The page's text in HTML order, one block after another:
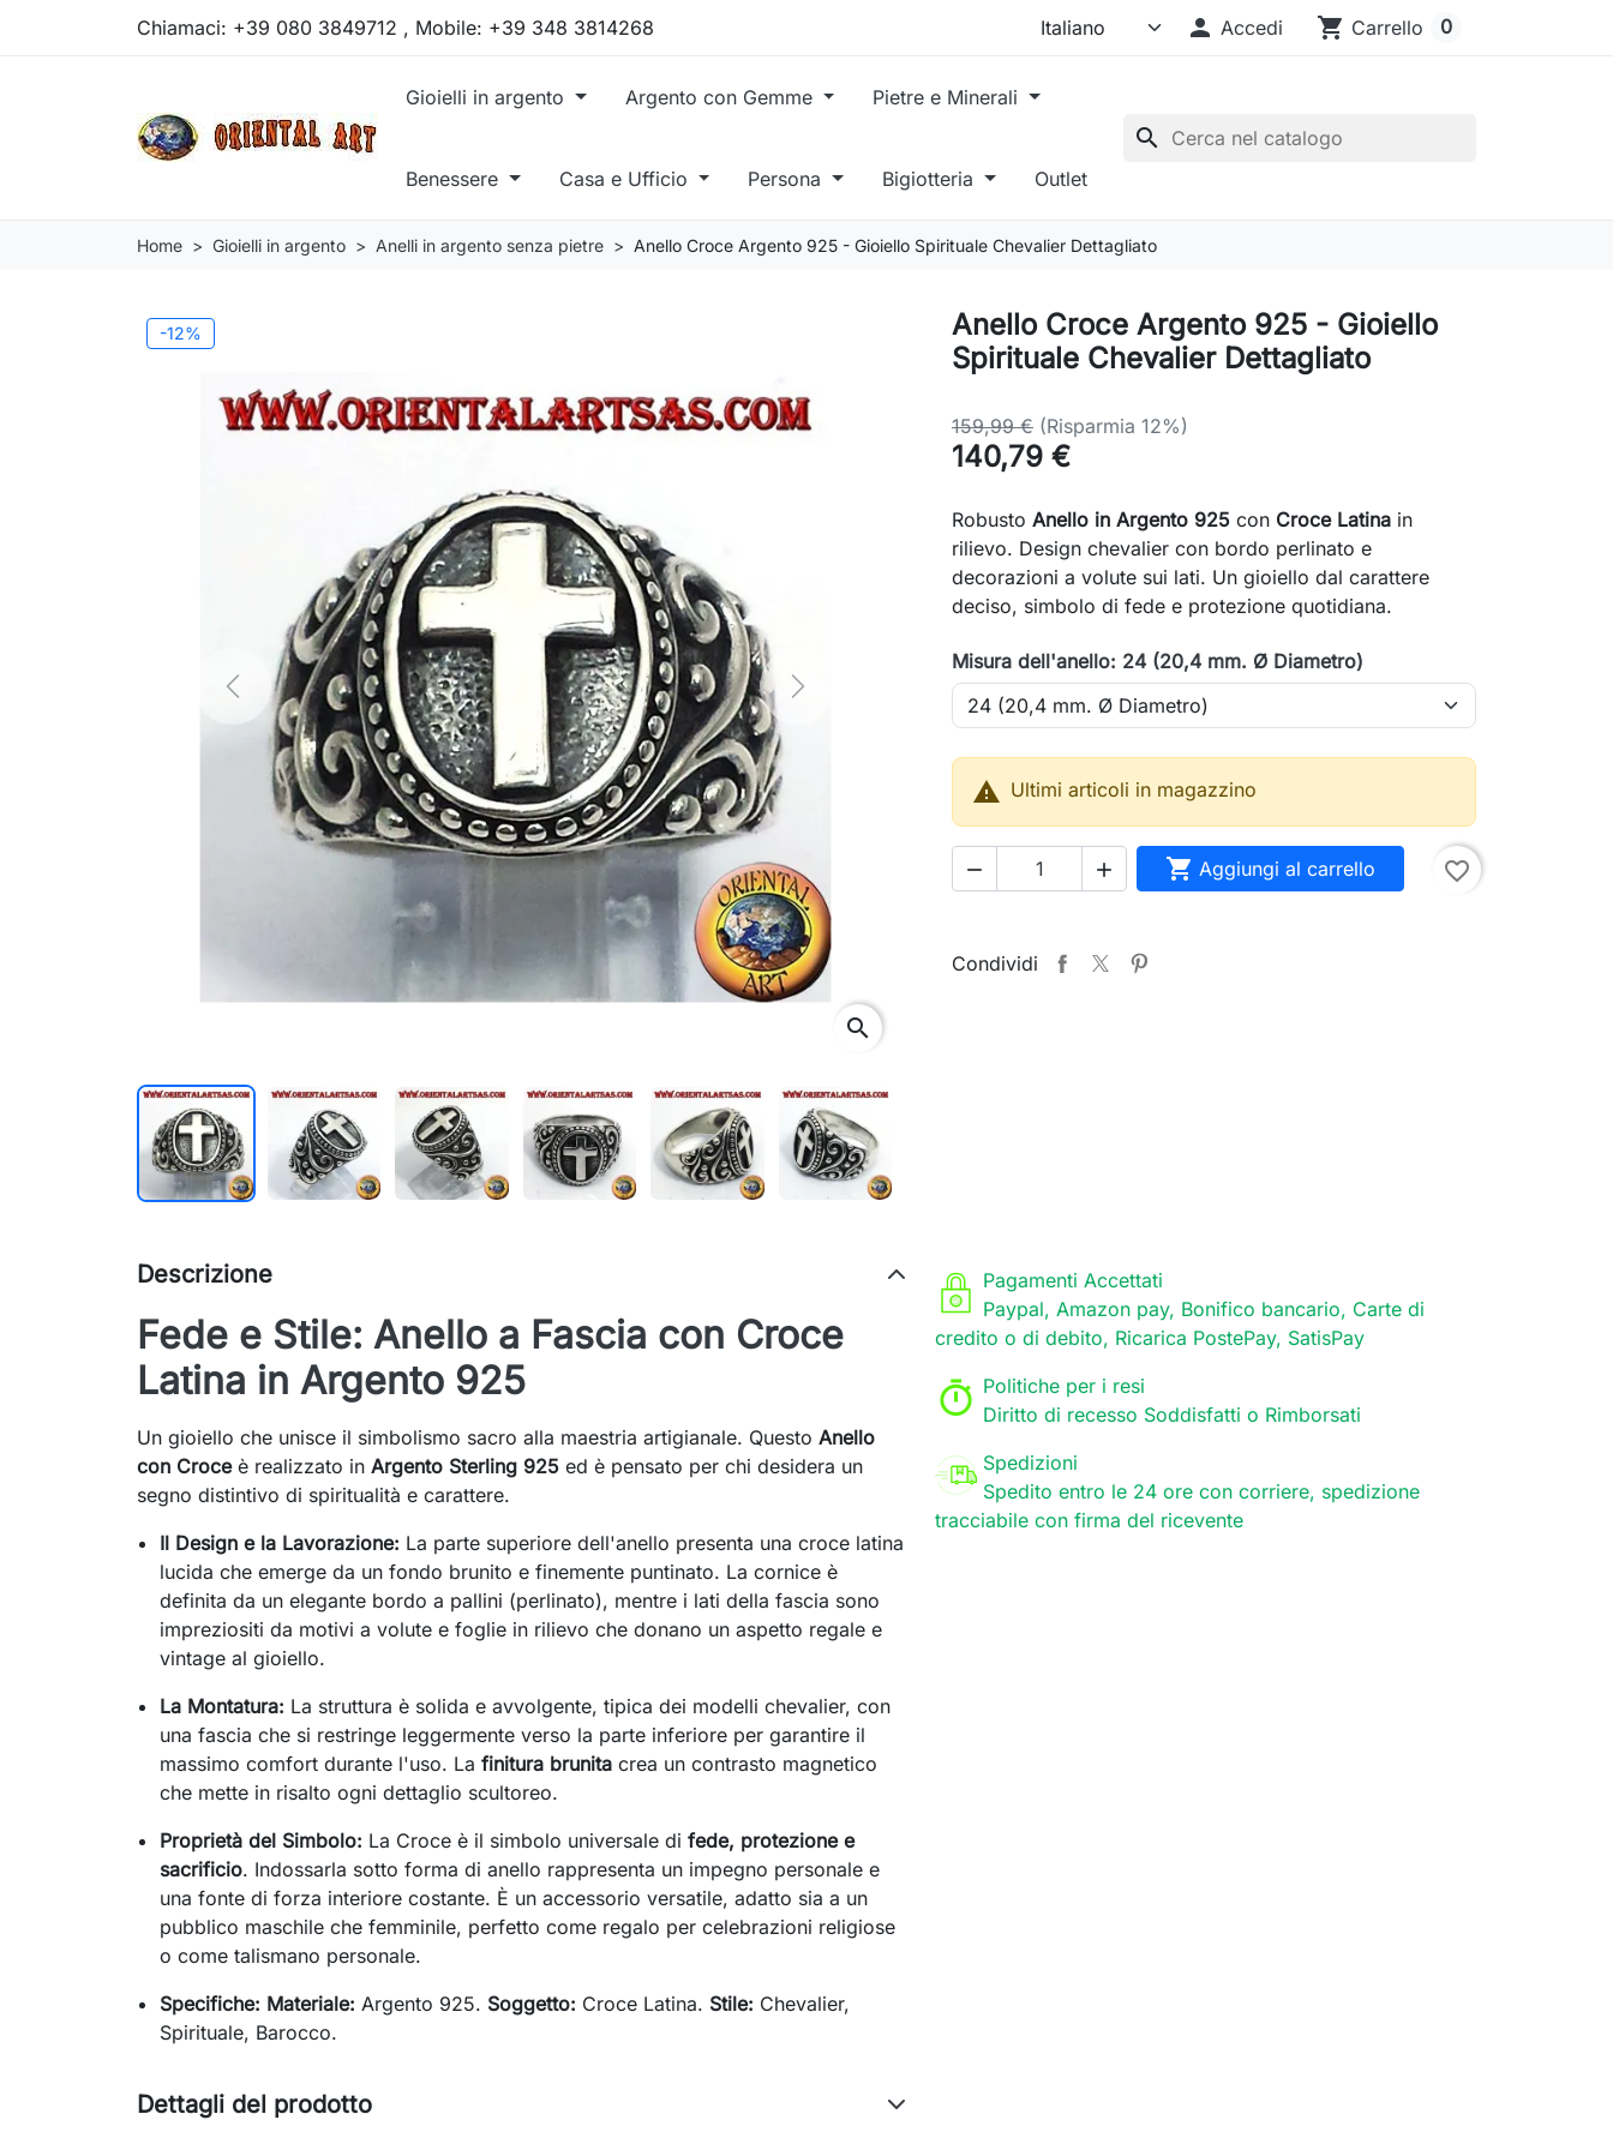
Chiamaci: +39 080 3849712 , Mobile: +39 348 3814268  Accedi shopping_cart Carrello 0
Gioielli in argento Argento con Gemme Pietre e Minerali
Benessere Casa e Ufficio Persona Bigiotteria Outlet
search
Home Gioielli in argento Anelli in argento senza pietre Anello Croce Argento 925 - Gioiello Spirituale Chevalier Dettagliato
-12%
Previous Next
search
Anello Croce Argento 925 - Gioiello
Spirituale Chevalier Dettagliato
159,99 € (Risparmia 12%)
140,79 €
Robusto Anello in Argento 925 con Croce Latina in
rilievo. Design chevalier con bordo perlinato e
decorazioni a volute sui lati. Un gioiello dal carattere
deciso, simbolo di fede e protezione quotidiana.
Misura dell'anello: 24 (20,4 mm. Ø Diametro)
 Ultimi articoli in magazzino
   Aggiungi al carrello favorite_border
Condividi
Pagamenti Accettati
Paypal, Amazon pay, Bonifico bancario, Carte di
credito o di debito, Ricarica PostePay, SatisPay
Politiche per i resi
Diritto di recesso Soddisfatti o Rimborsati
Spedizioni
Spedito entro le 24 ore con corriere, spedizione
tracciabile con firma del ricevente
Descrizione
Fede e Stile: Anello a Fascia con Croce
Latina in Argento 925
Un gioiello che unisce il simbolismo sacro alla maestria artigianale. Questo Anello
con Croceè realizzato in Argento Sterling 925 ed è pensato per chi desidera un
segno distintivo di spiritualità e carattere.
Il Design e la Lavorazione: La parte superiore dell'anello presenta una croce latina
lucida che emerge da un fondo brunito e finemente puntinato. La cornice è
definita da un elegante bordo a pallini (perlinato), mentre i lati della fascia sono
impreziositi da motivi a volute e foglie in rilievo che donano un aspetto regale e
vintage al gioiello.
La Montatura: La struttura è solida e avvolgente, tipica dei modelli chevalier, con
una fascia che si restringe leggermente verso la parte inferiore per garantire il
massimo comfort durante l'uso. Lafinitura brunita crea un contrasto magnetico
che mette in risalto ogni dettaglio scultoreo.
Proprietà del Simbolo: La Croce è il simbolo universale difede, protezione e
sacrificio. Indossarla sotto forma di anello rappresenta un impegno personale e
una fonte di forza interiore costante. È un accessorio versatile, adatto sia a un
pubblico maschile che femminile, perfetto come regalo per celebrazioni religiose
o come talismano personale.
Specifiche: Materiale: Argento 925. Soggetto: Croce Latina. Stile: Chevalier,
Spirituale, Barocco.
Dettagli del prodotto